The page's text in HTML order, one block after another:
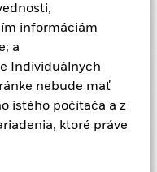
informáciám
a
Individuálnych
nebude mať
istého počítača a z
ktoré práve
a neplnenie
cenných
potenciálneho alebo
zvýšiť úroveň rizika.
ktorejkoľvek z
úschova aktív alebo
alebo iných
finančnej strate.Riziko
je nedostatok kupujúcich
ľahko predávať
USD 192 842 168
03-okt-12